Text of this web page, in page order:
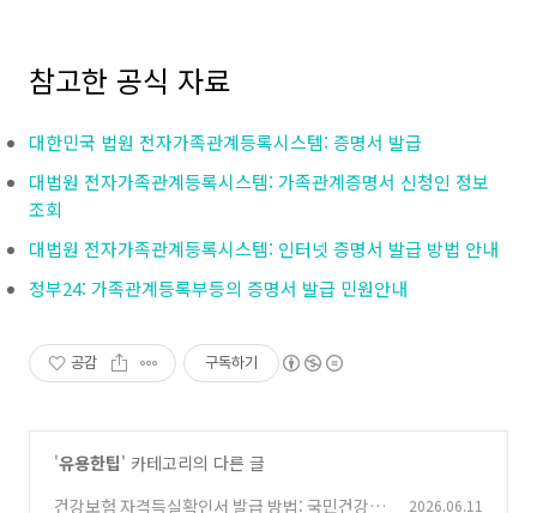
참고한 공식 자료
대한민국 법원 전자가족관계등록시스템: 증명서 발급
대법원 전자가족관계등록시스템: 가족관계증명서 신청인 정보
조회
대법원 전자가족관계등록시스템: 인터넷 증명서 발급 방법 안내
정부24: 가족관계등록부등의 증명서 발급 민원안내
공감 구독하기
'유용한팁' 카테고리의 다른 글
건강보험 자격득실확인서 발급 방법: 국민건강보
2026.06.11